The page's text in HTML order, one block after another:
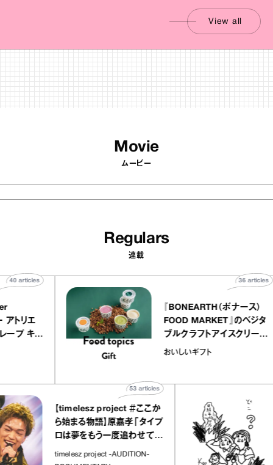
View all
Movie
ムービー
Regulars
連載
atelier
リー アトリエ
ルクレープ キャ
40articles
『BONEARTH（ボナー
FOOD MARKET』のベ
ブルクラフトアイスク
｜真野知子の「おいし
おいしいギフト
36
【timelesz project ＃ここか
ら始まる物語】原嘉孝「タイプ
ロは夢をもう一度追わせてく
れた場所」
timelesz project -AUDITION-
articles